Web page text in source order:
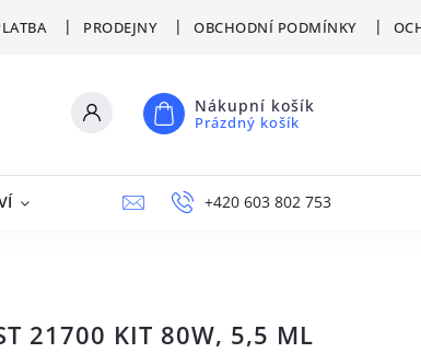
PRODEJNY OBCHODNÍ PODMÍNKY
Nákupní košík
Prázdný košík
VÝPRODEJ NAPIŠTE NÁM
+420 603 802 753
21700 KIT 80W, 5,5 ML